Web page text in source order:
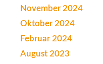
November 2024
Oktober 2024
Februar 2024
August 2023